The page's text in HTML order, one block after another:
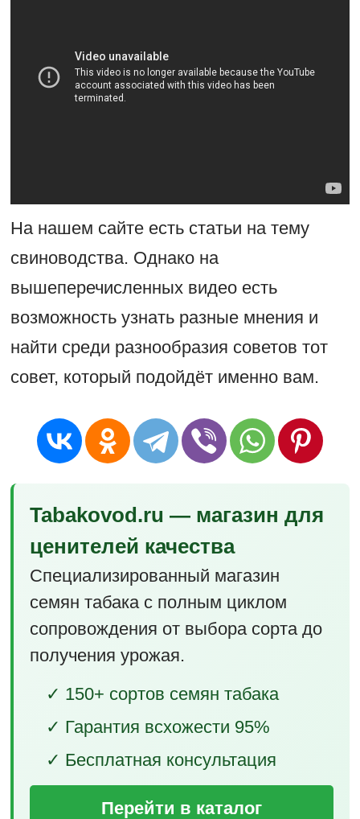
На нашем сайте есть статьи на тему
свиноводства. Однако на
вышеперечисленных видео есть
возможность узнать разные мнения и
найти среди разнообразия советов тот
совет, который подойдёт именно вам.
Tabakovod.ru — магазин для
ценителей качества
Специализированный магазин
семян табака с полным циклом
сопровождения от выбора сорта до
получения урожая.
✓ 150+ сортов семян табака
✓ Гарантия всхожести 95%
✓ Бесплатная консультация
Перейти в каталог